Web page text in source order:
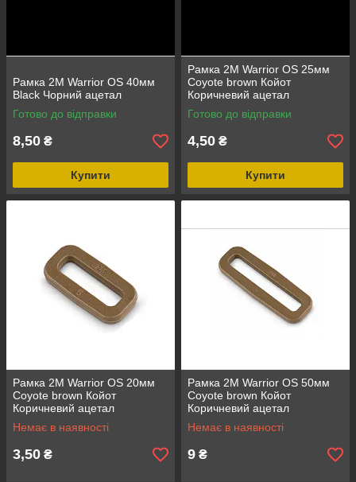
Рамка 2M Warrior OS 40мм
Black Чорний ацетал
Готово до відправки
8,50 ₴
Купити
Рамка 2M Warrior OS 25мм
Coyote brown Койот
Коричневий ацетал
Готово до відправки
4,50 ₴
Купити
Рамка 2M Warrior OS 20мм
Coyote brown Койот
Коричневий ацетал
Немає в наявності
3,50 ₴
Рамка 2M Warrior OS 50мм
Coyote brown Койот
Коричневий ацетал
Немає в наявності
9 ₴